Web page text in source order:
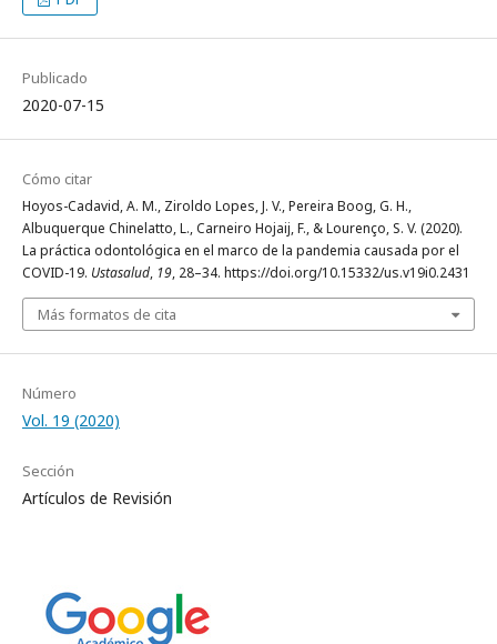
Publicado
2020-07-15
Cómo citar
Hoyos-Cadavid, A. M., Ziroldo Lopes, J. V., Pereira Boog, G. H.,
Albuquerque Chinelatto, L., Carneiro Hojaij, F., & Lourenço, S. V. (2020).
La práctica odontológica en el marco de la pandemia causada por el
COVID-19. Ustasalud, 19, 28–34. https://doi.org/10.15332/us.v19i0.2431
Más formatos de cita
Número
Vol. 19 (2020)
Sección
Artículos de Revisión